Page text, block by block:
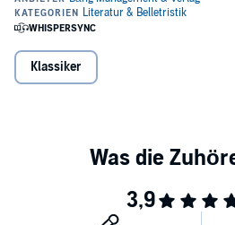
Klassiker